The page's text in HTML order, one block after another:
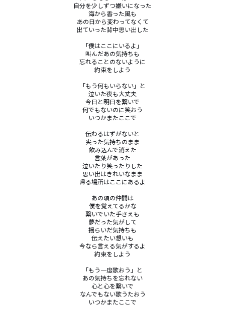
自分を少しずつ嫌いになった
海から香った風も
あの日から変わってなくて
出ていった背中思い出した
「僕はここにいるよ」
叫んだあの気持ちも
忘れることのないように
約束をしよう
「もう何もいらない」と
泣いた夜も大丈夫
今日と明日を繋いで
何でもないのに笑おう
いつかまたここで
伝わるはずがないと
尖った気持ちのまま
飲み込んで消えた
言葉があった
泣いたり笑ったりした
思い出はきれいなまま
帰る場所はここにあるよ
あの頃の仲間は
僕を覚えてるかな
繋いでいた手さえも
夢だった気がして
揺らいだ気持ちも
伝えたい想いも
今なら言える気がするよ
約束をしよう
「もう一度歌おう」と
あの気持ちを忘れない
心と心を繋いで
なんでもない歌うたおう
いつかまたここで